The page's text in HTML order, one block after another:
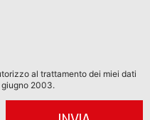
al trattamento dei miei dati
giugno 2003.